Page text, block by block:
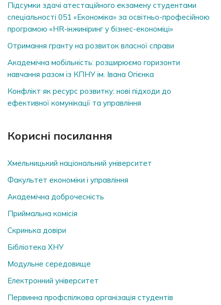
Підсумки здачі атестаційного екзамену студентами
спеціальності 051 «Економіка» за освітньо-професійною
програмою «HR-інжиніринг у бізнес-економіці»
Отримання гранту на розвиток власної справи
Академічна мобільність: розширюємо горизонти
навчання разом із КПНУ ім. Івана Огієнка
Конфлікт як ресурс розвитку: нові підходи до
ефективної комунікації та управління
Корисні посилання
Хмельницький національний університет
Факультет економіки і управління
Академічна доброчесність
Приймальна комісія
Скринька довiри
Бібліотека ХНУ
Модульне середовище
Електронний університет
Первинна профспілкова організація студентів